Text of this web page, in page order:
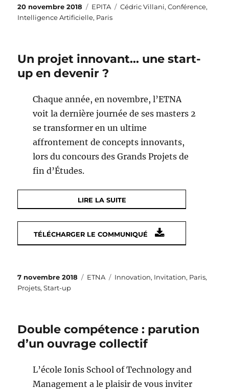
Publié
le
20 novembre 2018 Catégories
EPITA Étiquettes
Cédric Villani,Conférence,
Intelligence Artificielle, Paris
Un projet innovant… une start-
up en devenir ?
Chaque année, en novembre, l’ETNA
voit la dernière journée de ses masters 2
se transformer en un ultime
affrontement de concepts innovants,
lors du concours des Grands Projets de
fin d’Études.
LIRE LA SUITE
TÉLÉCHARGER LE COMMUNIQUÉ
Publié
le
7 novembre 2018 Catégories
ETNA Étiquettes
Innovation, Invitation, Paris,
Projets,Start-up
Double compétence : parution
d’un ouvrage collectif
L’école Ionis School of Technology and
Management a le plaisir de vous inviter